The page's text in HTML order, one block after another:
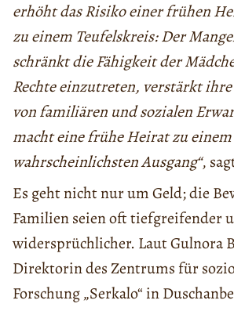
erhöht das Risiko einer frühen
zu einem Teufelskreis: Der
schränkt die Fähigkeit der
Rechte einzutreten, verstärkt
von familiären und sozialen
macht eine frühe Heirat zu einem
wahrscheinlichsten Ausgang“,
Es geht nicht nur um Geld; die
Familien seien oft tiefgreifender
widersprüchlicher. Laut Gulnora
Direktorin des Zentrums für
Forschung „Serkalo“ in